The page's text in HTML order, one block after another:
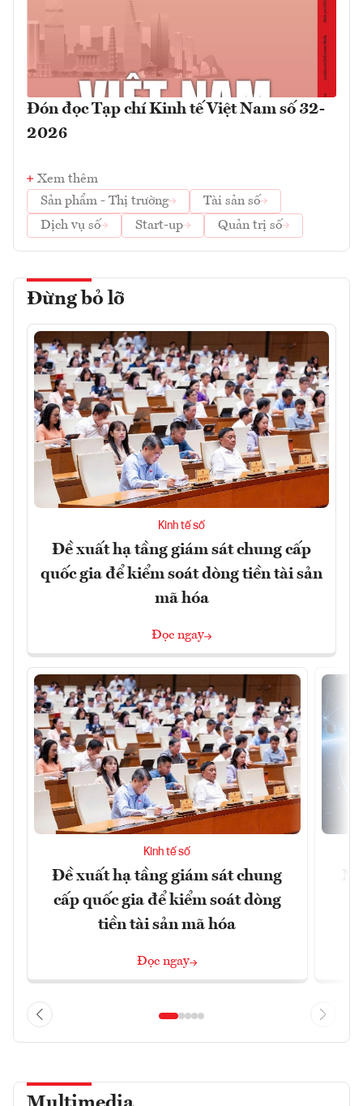
Đón đọc Tạp chí Kinh tế Việt Nam số 32-
2026
Xem thêm
Sản phẩm - Thị trường
Tài sản số
Dịch vụ số
Start-up Quản trị số
Đừng bỏ lỡ
Kinh tế số
Đề xuất hạ tầng giám sát chung cấp
quốc gia để kiểm soát dòng tiền tài sản
mã hóa
Đọc ngay
Kinh tế số
Đề xuất hạ tầng giám sát chung
cấp quốc gia để kiểm soát dòng
tiền tài sản mã hóa
Đọc ngay